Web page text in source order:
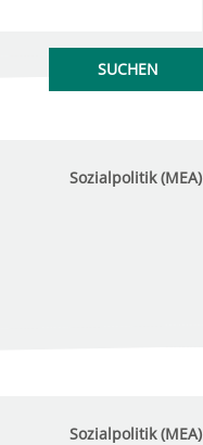
Sozialpolitik (MEA)
Sozialpolitik (MEA)